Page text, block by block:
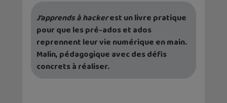
J’apprends à hackerest un livre pratique
pour que les pré-ados et ados
reprennent leur vie numérique en main.
Malin, pédagogique avec des défis
concrets à réaliser.